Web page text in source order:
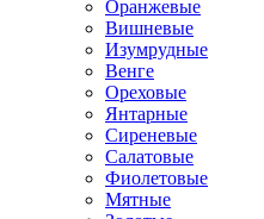
Оранжевые
Вишневые
Изумрудные
Венге
Ореховые
Янтарные
Сиреневые
Салатовые
Фиолетовые
Мятные